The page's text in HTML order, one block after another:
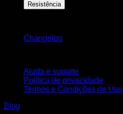
Resistência
Changelog
Ajuda e suporte
Política de privacidade
Termos e Condições de Uso
Blog